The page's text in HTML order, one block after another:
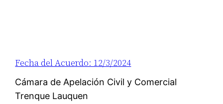
Fecha del Acuerdo: 12/3/2024
Cámara de Apelación Civil y Comercial
Trenque Lauquen